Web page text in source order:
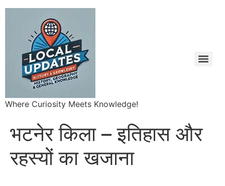
Where Curiosity Meets Knowledge!
भटनेर किला – इतिहास और
रहस्यों का खजाना